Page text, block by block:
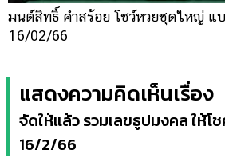
มนต์สิทธิ์ คำสร้อย โชว์หวยชุดใหญ่ แ
16/02/66
แสดงความคิดเห็นเรื่อง
จัดให้แล้ว รวมเลขธูปมงคล ให้โ
16/2/66